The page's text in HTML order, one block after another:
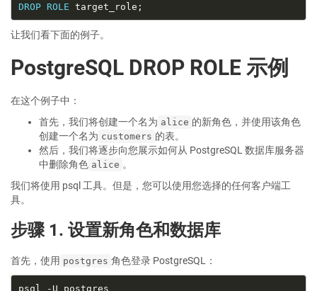
DROP
ROLE
让我们看下面的例子。
PostgreSQL DROP ROLE 示例
在这个例子中：
首先，我们将创建一个名为 alice 的新角色，并使用该角色
创建一个名为 customers 的表。
然后，我们将逐步向您展示如何从 PostgreSQL 数据库服务器
中删除角色 alice 。
我们将使用 psql 工具。但是，您可以使用您选择的任何客户端工
具。
步骤 1. 设置新角色和数据库
首先，使用 postgres 角色登录 PostgreSQL：